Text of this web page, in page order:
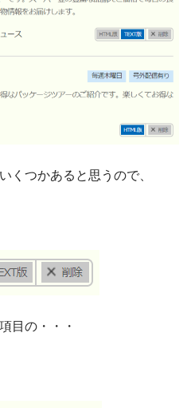
くつかあると思うので、
目の・・・